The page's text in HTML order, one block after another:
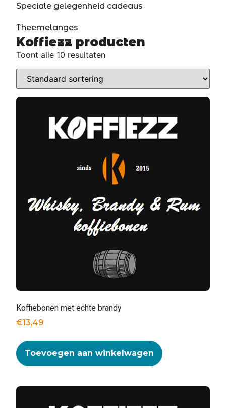
Speciale gelegenheid cadeaus
Theemelanges
Koffiezz producten
Toont alle 10 resultaten
Koffiebonen met echte brandy
€13,49
Toevoegen aan winkelwagen